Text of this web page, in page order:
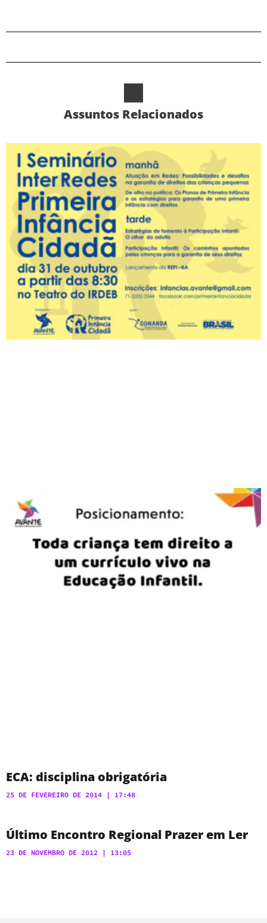
Assuntos Relacionados
ECA: disciplina obrigatória
25 DE FEVEREIRO DE 2014 17:48
Último Encontro Regional Prazer em Ler
23 DE NOVEMBRO DE 2012 13:05